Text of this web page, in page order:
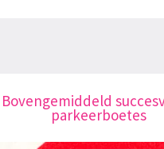
Bovengemiddeld
parkeerboetes